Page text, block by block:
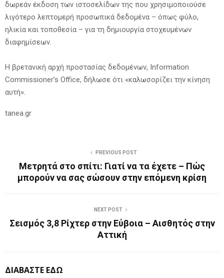
δωρεάν έκδοση των ιστοσελίδων της που χρησιμοποιούσε
λιγότερο λεπτομερή προσωπικά δεδομένα – όπως φύλο,
ηλικία και τοποθεσία – για τη δημιουργία στοχευμένων
διαφημίσεων.
Η βρετανική αρχή προστασίας δεδομένων, Information
Commissioner’s Office, δήλωσε ότι «καλωσορίζει την κίνηση
αυτή».
tanea.gr
PREVIOUS POST
Μετρητά στο σπίτι: Γιατί να τα έχετε – Πώς
μπορούν να σας σώσουν στην επόμενη κρίση
NEXT POST
Σεισμός 3,8 Ρίχτερ στην Εύβοια – Αισθητός στην
Αττική
ΔΙΑΒΑΣΤΕ ΕΔΩ